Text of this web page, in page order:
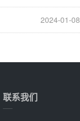
2024-01-08
联系我们